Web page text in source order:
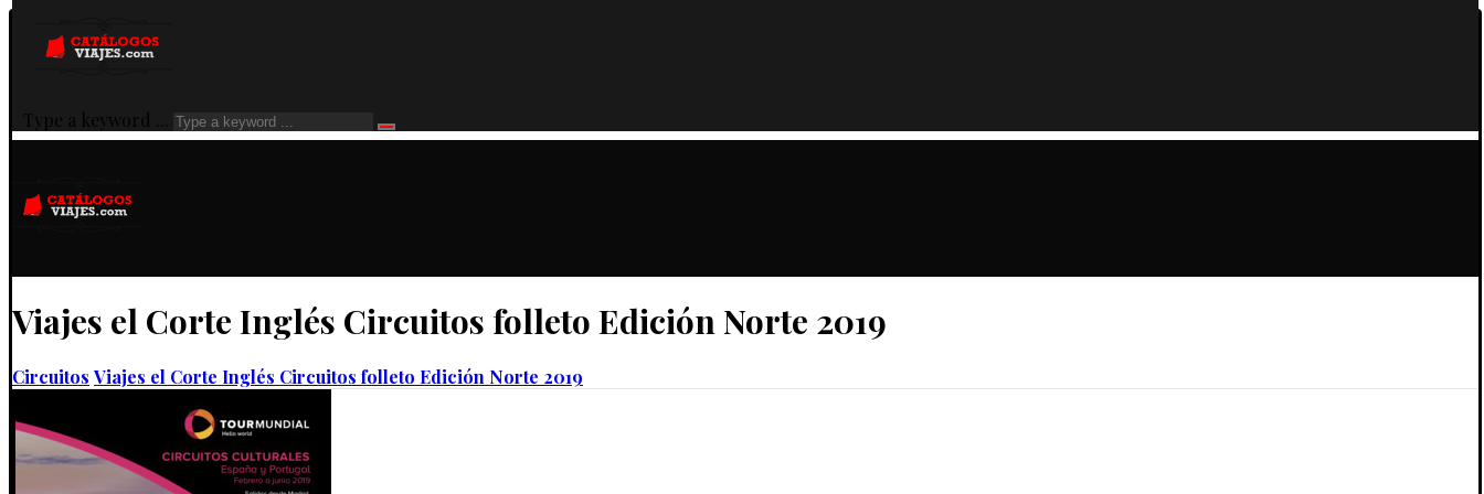
Type a keyword ...
Viajes el Corte Inglés Circuitos folleto Edición Norte 2019
Circuitos Viajes el Corte Inglés Circuitos folleto Edición Norte 2019